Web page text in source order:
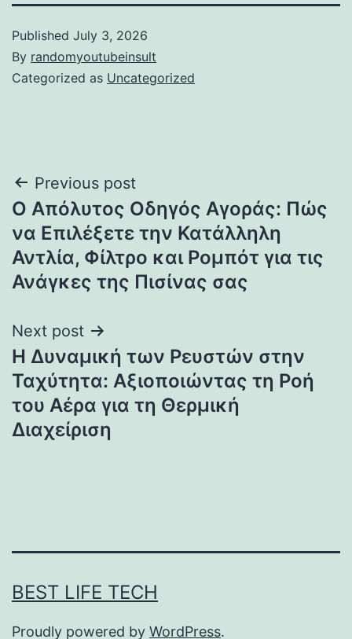
Published July 3, 2026
By randomyoutubeinsult
Categorized as Uncategorized
Post
navigation
Previous post
Ο Απόλυτος Οδηγός Αγοράς: Πώς
να Επιλέξετε την Κατάλληλη
Αντλία, Φίλτρο και Ρομπότ για τις
Ανάγκες της Πισίνας σας
Next post
Η Δυναμική των Ρευστών στην
Ταχύτητα: Αξιοποιώντας τη Ροή
του Αέρα για τη Θερμική
Διαχείριση
BEST LIFE TECH
Proudly powered by WordPress.